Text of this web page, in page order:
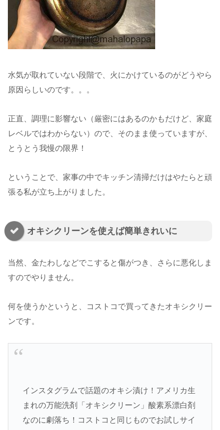
水気が取れていない段階で、火にかけているのがどうやら
原因らしいのです。。。
正直、調理に影響ない（厳密にはあるのかもだけど、家庭
レベルではわからない）ので、そのまま使っていますが、
とうとう我慢の限界！
ということで、家事の中でキッチン清掃だけはやたらと頑
張る私が立ち上がりました。
オキシクリーンを使えば簡単きれいに
当然、金たわしなどでこすると傷がつき、さらに悪化しま
すのでやりません。
何を使うかというと、コストコで買ってきたオキシクリー
ンです。
インスタグラムで話題のオキシ漬け！アメリカ生
まれの万能洗剤「オキシクリーン」酸素系漂白剤
なのに劇落ち！コストコと同じものでお試しサイ